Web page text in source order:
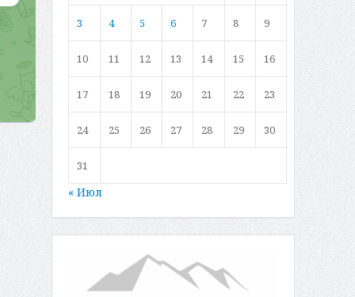
3 4 5 6 7 8 9
10 11 12 13 14 15 16
17 18 19 20 21 22 23
24 25 26 27 28 29 30
31
« Июл